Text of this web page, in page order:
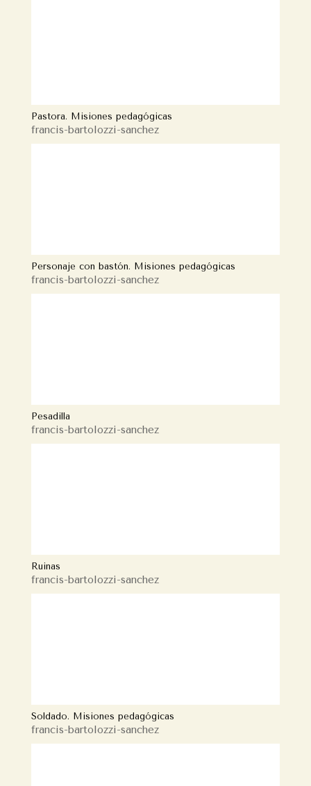
Pastora. Misiones pedagógicas
francis-bartolozzi-sanchez
Personaje con bastón. Misiones pedagógicas
francis-bartolozzi-sanchez
Pesadilla
francis-bartolozzi-sanchez
Ruinas
francis-bartolozzi-sanchez
Soldado. Misiones pedagógicas
francis-bartolozzi-sanchez